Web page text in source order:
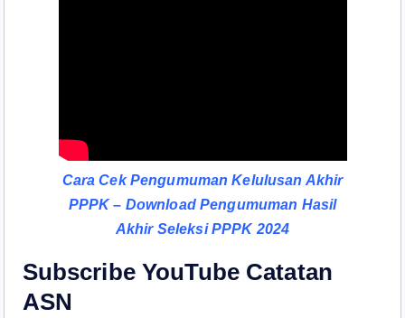
Cara Cek Pengumuman Kelulusan Akhir
PPPK – Download Pengumuman Hasil
Akhir Seleksi PPPK 2024
Subscribe YouTube Catatan
ASN